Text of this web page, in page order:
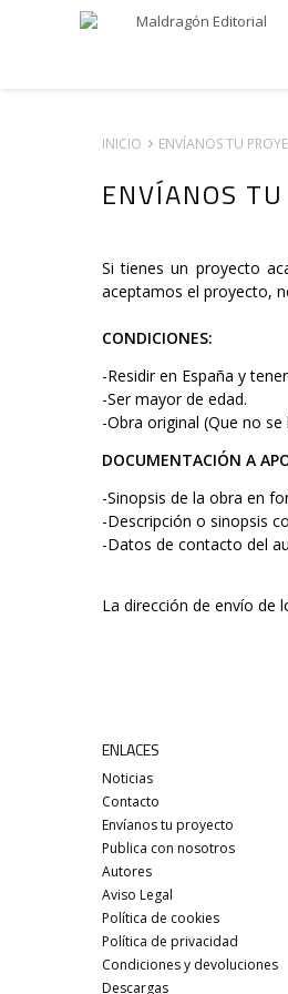
INICIO ENVÍANOS TU
ENVÍANOS TU
Si tienes un proyecto
aceptamos el proyecto,
CONDICIONES:
-Residir en España y
-Ser mayor de edad.
-Obra original (Que no
DOCUMENTACIÓN A
-Sinopsis de la obra en
-Descripción o sinopsis
-Datos de contacto del
La dirección de envío de
ENLACES
Noticias
Contacto
Envíanos tu proyecto
Publica con nosotros
Autores
Aviso Legal
Política de cookies
Política de privacidad
Condiciones y devoluciones
Descargas